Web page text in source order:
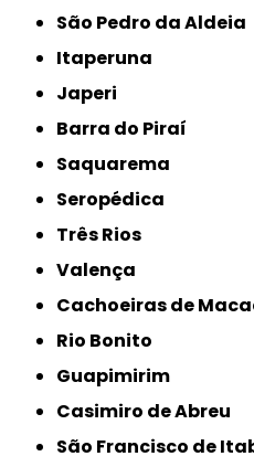
São Pedro da Aldeia
Itaperuna
Japeri
Barra do Piraí
Saquarema
Seropédica
Três Rios
Valença
Cachoeiras de
Rio Bonito
Guapimirim
Casimiro de Abreu
São Francisco de